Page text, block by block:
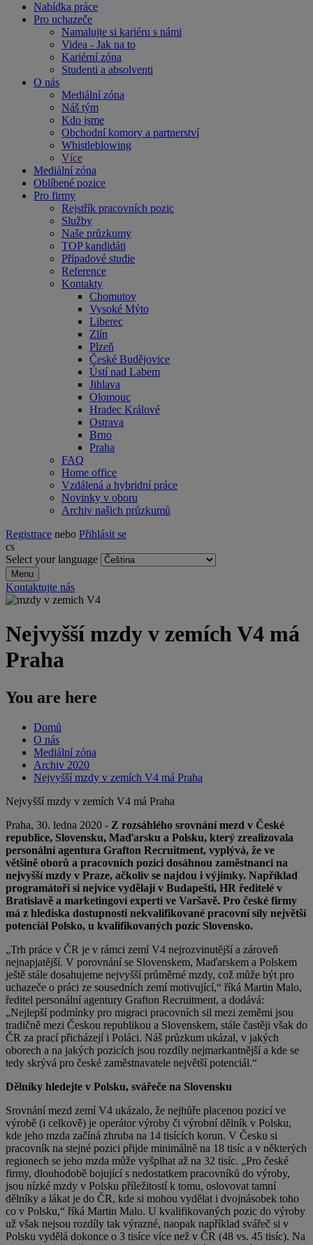
Nabídka práce
Pro uchazeče
Namalujte si kariéru s námi
Videa - Jak na to
Kariérní zóna
Studenti a absolventi
O nás
Mediální zóna
Náš tým
Kdo jsme
Obchodní komory a partnerství
Whistleblowing
Více
Mediální zóna
Oblíbené pozice
Pro firmy
Rejstřík pracovních pozic
Služby
Naše průzkumy
TOP kandidáti
Případové studie
Reference
Kontakty
Chomutov
Vysoké Mýto
Liberec
Zlín
Plzeň
České Budějovice
Ústí nad Labem
Jihlava
Olomouc
Hradec Králové
Ostrava
Brno
Praha
FAQ
Home office
Vzdálená a hybridní práce
Novinky v oboru
Archiv našich průzkumů
Registrace nebo Přihlásit se
cs
Select your language
Menu
Kontaktujte nás
Nejvyšší mzdy v zemích V4 má
Praha
You are here
Domů
O nás
Mediální zóna
Archiv 2020
Nejvyšší mzdy v zemích V4 má Praha
Nejvyšší mzdy v zemích V4 má Praha
Praha, 30. ledna 2020 - Z rozsáhlého srovnání mezd v České
republice, Slovensku, Maďarsku a Polsku, který zrealizovala
personální agentura Grafton Recruitment, vyplývá, že ve
většině oborů a pracovních pozici dosáhnou zaměstnanci na
nejvyšší mzdy v Praze, ačkoliv se najdou i výjimky. Například
programátoři si nejvíce vydělají v Budapešti, HR ředitelé v
Bratislavě a marketingoví experti ve Varšavě. Pro české firmy
má z hlediska dostupnosti nekvalifikované pracovní síly největší
potenciál Polsko, u kvalifikovaných pozic Slovensko.
„Trh práce v ČR je v rámci zemí V4 nejrozvinutější a zároveň
nejnapjatější. V porovnání se Slovenskem, Maďarskem a Polskem
ještě stále dosahujeme nejvyšší průměrné mzdy, což může být pro
uchazeče o práci ze sousedních zemí motivující,“ říká Martin Malo,
ředitel personální agentury Grafton Recruitment, a dodává:
„Nejlepší podmínky pro migraci pracovních sil mezi zeměmi jsou
tradičně mezi Českou republikou a Slovenskem, stále častěji však do
ČR za prací přicházejí i Poláci. Náš průzkum ukázal, v jakých
oborech a na jakých pozicích jsou rozdíly nejmarkantnější a kde se
tedy skrývá pro české zaměstnavatele největší potenciál.“
Dělníky hledejte v Polsku, svářeče na Slovensku
Srovnání mezd zemí V4 ukázalo, že nejhůře placenou pozicí ve
výrobě (i celkově) je operátor výroby či výrobní dělník v Polsku,
kde jeho mzda začíná zhruba na 14 tisících korun. V Česku si
pracovník na stejné pozici přijde minimálně na 18 tisíc a v některých
regionech se jeho mzda může vyšplhat až na 32 tisíc. „Pro české
firmy, dlouhodobě bojující s nedostatkem pracovníků do výroby,
jsou nízké mzdy v Polsku příležitostí k tomu, oslovovat tamní
dělníky a lákat je do ČR, kde si mohou vydělat i dvojnásobek toho
co v Polsku,“ říká Martin Malo. U kvalifikovaných pozic do výroby
už však nejsou rozdíly tak výrazné, naopak například svářeč si v
Polsku vydělá dokonce o 3 tisíce více než v ČR (48 vs. 45 tisíc). Na